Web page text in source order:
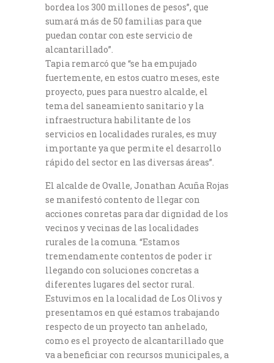
bordea los 300 millones de pesos”, que
sumará más de 50 familias para que
puedan contar con este servicio de
alcantarillado”.
Tapia remarcó que “se ha empujado
fuertemente, en estos cuatro meses, este
proyecto, pues para nuestro alcalde, el
tema del saneamiento sanitario y la
infraestructura habilitante de los
servicios en localidades rurales, es muy
importante ya que permite el desarrollo
rápido del sector en las diversas áreas”.
El alcalde de Ovalle, Jonathan Acuña Rojas
se manifestó contento de llegar con
acciones conretas para dar dignidad de los
vecinos y vecinas de las localidades
rurales de la comuna. “Estamos
tremendamente contentos de poder ir
llegando con soluciones concretas a
diferentes lugares del sector rural.
Estuvimos en la localidad de Los Olivos y
presentamos en qué estamos trabajando
respecto de un proyecto tan anhelado,
como es el proyecto de alcantarillado que
va a beneficiar con recursos municipales, a